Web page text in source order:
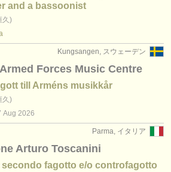
and a bassoonist
久)
Kungsangen, スウェーデン
Forces Music Centre
till Arméns musikkår
久)
Aug 2026
Parma, イタリア
Arturo Toscanini
fagotto e/o controfagotto